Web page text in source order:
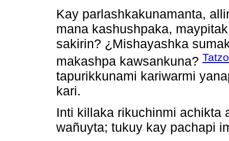
Kay parlashkakunamanta,
mana kashushpaka,
sakirin? ¿Mishayashka
makashpa kawsankuna?
tapurikkunami kariwarmi
kari.
Inti killaka rikuchinmi achikta
wañuyta; tukuy kay pachapi